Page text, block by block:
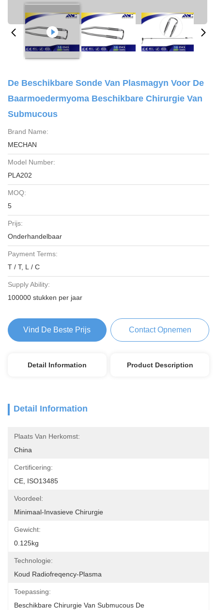
De Beschikbare Sonde Van Plasmagyn Voor De
Baarmoedermyoma Beschikbare Chirurgie Van
Submucous
Brand Name:
MECHAN
Model Number:
PLA202
MOQ:
5
Prijs:
Onderhandelbaar
Payment Terms:
T / T, L / C
Supply Ability:
100000 stukken per jaar
Vind De Beste Prijs Contact Opnemen
Detail Information Product Description
Detail Information
Plaats Van Herkomst:
China
Certificering:
CE, ISO13485
Voordeel:
Minimaal-Invasieve Chirurgie
Gewicht:
0.125kg
Technologie:
Koud Radiofreqency-Plasma
Toepassing:
Beschikbare Chirurgie Van Submucous De